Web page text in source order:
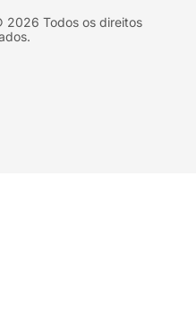
2026 Todos os direitos